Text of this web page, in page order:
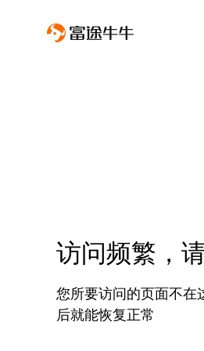
访问频繁，
您所要访问的页面不在
后就能恢复正常